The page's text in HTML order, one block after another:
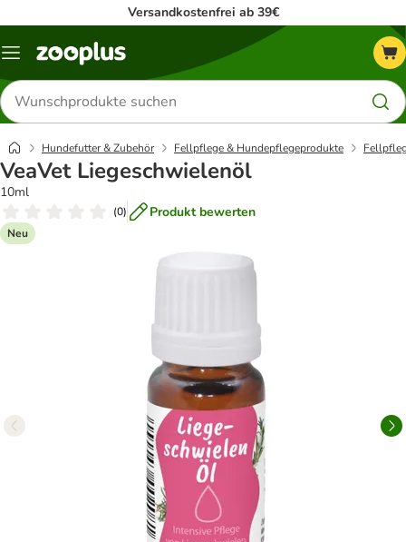
Versandkostenfrei ab 39€
Menü
Produkte
suchen
Hundefutter & Zubehör Fellpflege & Hundepflegeprodukte
VeaVet Liegeschwielenöl
10ml
(0) Produkt bewerten
Neu